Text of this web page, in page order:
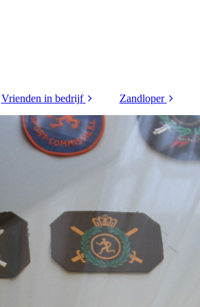
Vrienden in bedrijf
Supporters
Vrienden in bedrijf
Zandloper
2026
2025
2022
2021